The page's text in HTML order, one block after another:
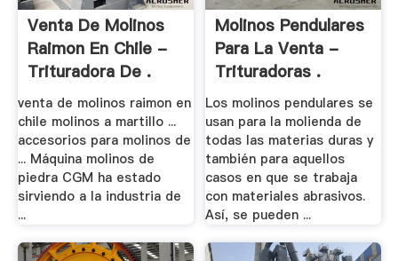
Venta De Molinos
Raimon En Chile -
Trituradora De .
venta de molinos raimon en
chile molinos a martillo ...
accesorios para molinos de
... Máquina molinos de
piedra CGM ha estado
sirviendo a la industria de
...
Molinos Pendulares
Para La Venta -
Trituradoras .
Los molinos pendulares se
usan para la molienda de
todas las materias duras y
también para aquellos
casos en que se trabaja
con materiales abrasivos.
Así, se pueden ...